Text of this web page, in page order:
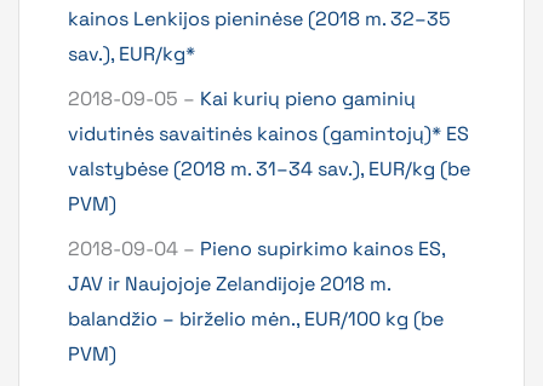
kainos Lenkijos pieninėse (2018 m. 32–35
sav.), EUR/kg*
2018-09-05 – Kai kurių pieno gaminių
vidutinės savaitinės kainos (gamintojų)* ES
valstybėse (2018 m. 31–34 sav.), EUR/kg (be
PVM)
2018-09-04 – Pieno supirkimo kainos ES,
JAV ir Naujojoje Zelandijoje 2018 m.
balandžio – birželio mėn., EUR/100 kg (be
PVM)